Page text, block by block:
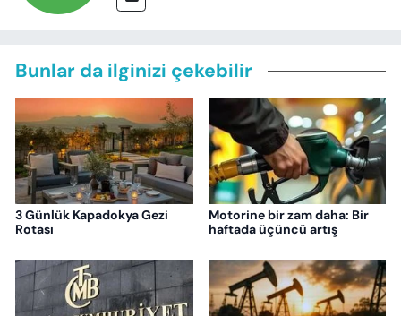
Bunlar da ilginizi çekebilir
3 Günlük Kapadokya Gezi
Rotası
Motorine bir zam daha: Bir
haftada üçüncü artış